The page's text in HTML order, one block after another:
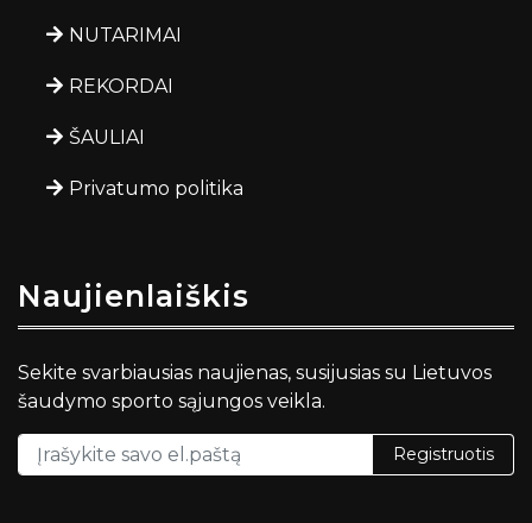
NUTARIMAI
REKORDAI
ŠAULIAI
Privatumo politika
Naujienlaiškis
Sekite svarbiausias naujienas, susijusias su Lietuvos
šaudymo sporto sąjungos veikla.
Registruotis